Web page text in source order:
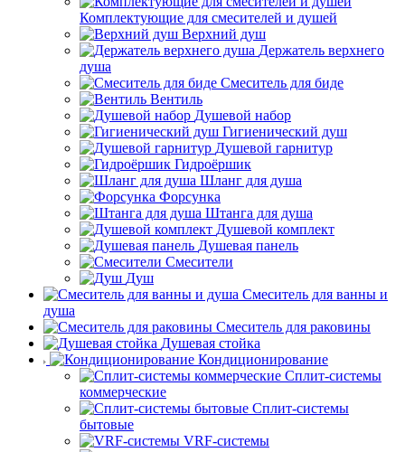
Комплектующие для смесителей и душей
Верхний душ
Держатель верхнего
душа
Смеситель для биде
Вентиль
Душевой набор
Гигиенический душ
Душевой гарнитур
Гидроёршик
Шланг для душа
Форсунка
Штанга для душа
Душевой комплект
Душевая панель
Смесители
Душ
Смеситель для ванны и
душа
Смеситель для раковины
Душевая стойка
Кондиционирование
Сплит-системы
коммерческие
Сплит-системы
бытовые
VRF-системы